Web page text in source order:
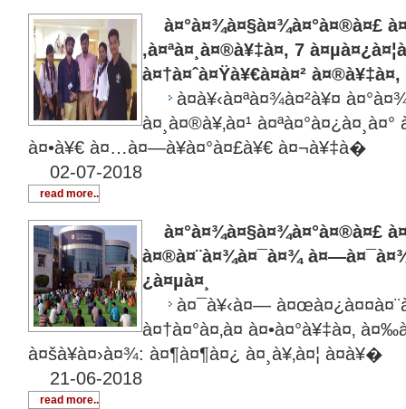
à¤°à¤¾à¤§à¤¾à¤°à¤®à¤£
‚à¤ªà¤¸à¤®à¥‡à¤‚ 7
à¤†à¤ˆà¤Ÿà¥€à¤à¤²
à¤­à¥‹à¤ªà¤¾à¤²à¥¤
à¤¸à¤®à¥‚à¤¹
à¤•à¥€ à¤…à¤—à¥à¤°à¤£à¥€ à¤¬à¥‡à�
02-07-2018
read more..
à¤°à¤¾à¤§à¤¾à¤°à¤®à¤£
à¤®à¤¨à¤¾à¤¯à¤¾
¿à¤µà¤¸
à¤¯à¥‹à¤—
à¤†à¤°à¤‚à¤­ à¤•à¤°à¥‡à¤‚
à¤šà¥à¤›à¤¾: à¤¶à¤¶à¤¿ à¤¸à¥‚à¤¦ à¤­à¥�
21-06-2018
read more..